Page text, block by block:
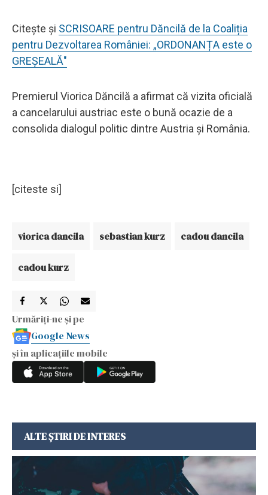
Citește și SCRISOARE pentru Dăncilă de la Coaliția
pentru Dezvoltarea României: „ORDONANȚA este o
GREȘEALĂ"
Premierul Viorica Dăncilă a afirmat că vizita oficială
a cancelarului austriac este o bună ocazie de a
consolida dialogul politic dintre Austria și România.
[citeste si]
viorica dancila sebastian kurz cadou dancila
cadou kurz
Urmăriți-ne și pe
Google News
și în aplicațiile mobile
ALTE ȘTIRI DE INTERES